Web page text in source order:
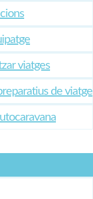
viatges
de viatge